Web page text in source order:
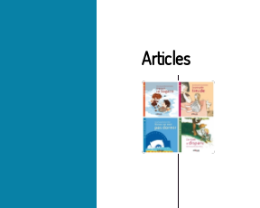
Articles